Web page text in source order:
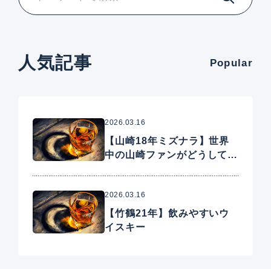
人気記事 Popular
2026.03.16
【山崎18年ミズナラ】世界
中の山崎ファンがどうしても
2026.03.16
【竹鶴21年】飲みやすいウ
イスキー